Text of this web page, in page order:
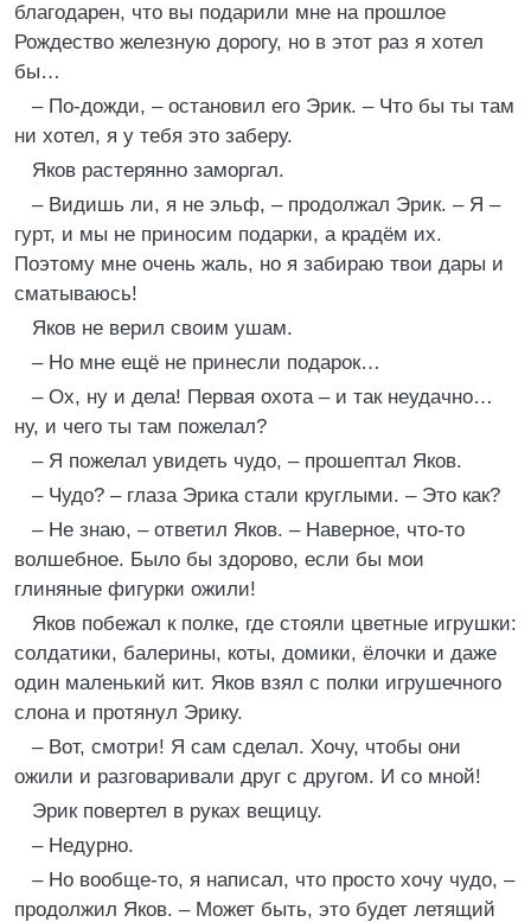
благодарен, что вы подарили мне на прошлое
Рождество железную дорогу, но в этот раз я хотел
бы…
– По-дожди, – остановил его Эрик. – Что бы ты там
ни хотел, я у тебя это заберу.
Яков растерянно заморгал.
– Видишь ли, я не эльф, – продолжал Эрик. – Я –
гурт, и мы не приносим подарки, а крадём их.
Поэтому мне очень жаль, но я забираю твои дары и
сматываюсь!
Яков не верил своим ушам.
– Но мне ещё не принесли подарок…
– Ох, ну и дела! Первая охота – и так неудачно…
ну, и чего ты там пожелал?
– Я пожелал увидеть чудо, – прошептал Яков.
– Чудо? – глаза Эрика стали круглыми. – Это как?
– Не знаю, – ответил Яков. – Наверное, что-то
волшебное. Было бы здорово, если бы мои
глиняные фигурки ожили!
Яков побежал к полке, где стояли цветные игрушки:
солдатики, балерины, коты, домики, ёлочки и даже
один маленький кит. Яков взял с полки игрушечного
слона и протянул Эрику.
– Вот, смотри! Я сам сделал. Хочу, чтобы они
ожили и разговаривали друг с другом. И со мной!
Эрик повертел в руках вещицу.
– Недурно.
– Но вообще-то, я написал, что просто хочу чудо, –
продолжил Яков. – Может быть, это будет летящий